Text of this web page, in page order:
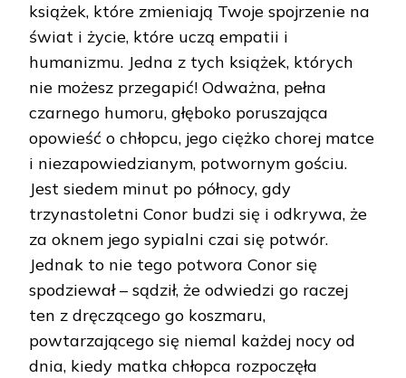
książek, które zmieniają Twoje spojrzenie na
świat i życie, które uczą empatii i
humanizmu. Jedna z tych książek, których
nie możesz przegapić! Odważna, pełna
czarnego humoru, głęboko poruszająca
opowieść o chłopcu, jego ciężko chorej matce
i niezapowiedzianym, potwornym gościu.
Jest siedem minut po północy, gdy
trzynastoletni Conor budzi się i odkrywa, że
za oknem jego sypialni czai się potwór.
Jednak to nie tego potwora Conor się
spodziewał – sądził, że odwiedzi go raczej
ten z dręczącego go koszmaru,
powtarzającego się niemal każdej nocy od
dnia, kiedy matka chłopca rozpoczęła